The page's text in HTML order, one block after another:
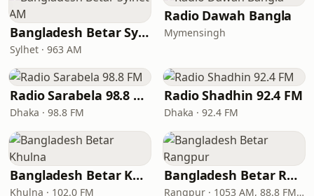
Bangladesh Betar Sylhet AM
Sylhet · 963 AM
Radio Dawah Bangla
Mymensingh
Radio Sarabela 98.8 FM
Dhaka · 98.8 FM
Radio Shadhin 92.4 FM
Dhaka · 92.4 FM
Bangladesh Betar Khulna
Khulna · 102.0 FM
Bangladesh Betar Rangpur
Rangpur · 1053 AM, 88.8 FM, 105.6 FM